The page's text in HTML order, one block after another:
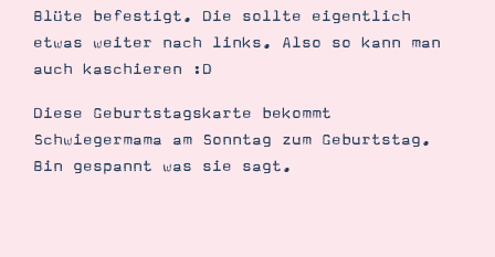
Blüte befestigt. Die sollte eigentlich
etwas weiter nach links. Also so kann man
auch kaschieren :D
Diese Geburtstagskarte bekommt
Schwiegermama am Sonntag zum Geburtstag.
Bin gespannt was sie sagt.